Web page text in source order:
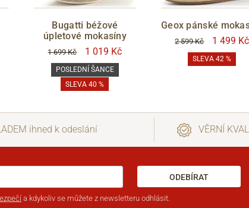
Bugatti béžové
úpletové mokasíny
1 699 Kč 1 019 Kč
POSLEDNÍ ŠANCE
SLEVA 40 %
Geox pánské
2 599 Kč 1 499 Kč
SLEVA 42 %
ihned k odeslání VĚRNÍ
ODEBÍRAT
a kdykoliv se můžete z newsletteru odhlásit.